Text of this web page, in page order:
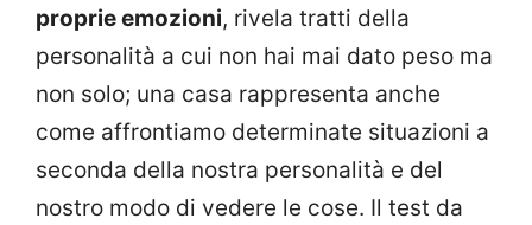
proprie emozioni, rivela tratti della
personalità a cui non hai mai dato peso ma
non solo; una casa rappresenta anche
come affrontiamo determinate situazioni a
seconda della nostra personalità e del
nostro modo di vedere le cose. Il test da